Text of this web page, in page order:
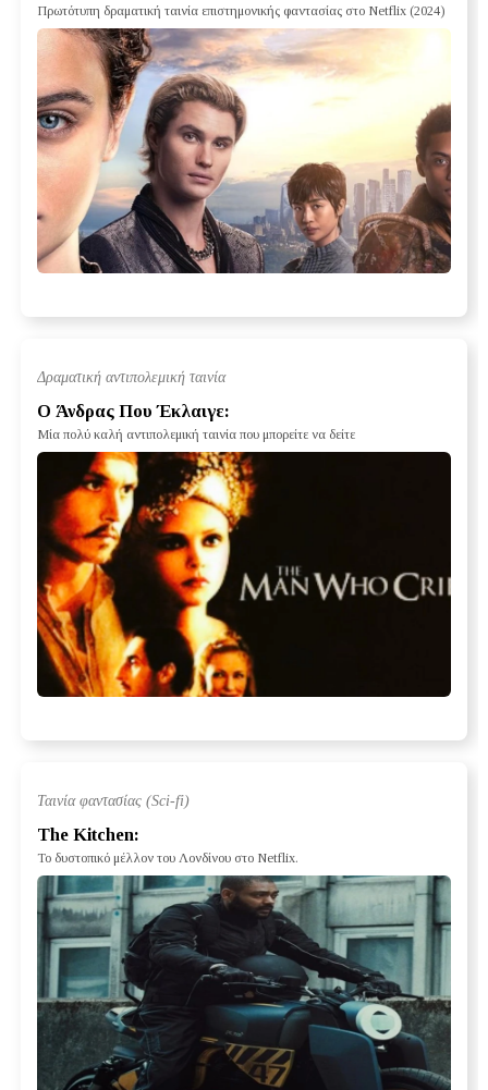
Πρωτότυπη δραματική ταινία επιστημονικής φαντασίας στο Netflix (2024)
Δραματική αντιπολεμική ταινία
Ο Άνδρας Που Έκλαιγε:
Μία πολύ καλή αντιπολεμική ταινία που μπορείτε να δείτε
Ταινία φαντασίας (Sci-fi)
The Kitchen:
Το δυστοπικό μέλλον του Λονδίνου στο Netflix.